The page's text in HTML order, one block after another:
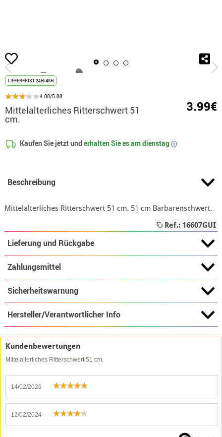
Beginn Mittelalterliches
LIEFERFRIST 24H/48H
4.08/5.00
Mittelalterliches Ritterschwert 51
cm.
3.99€
Kaufen Sie jetzt underhalten Sie es amdienstag i
Beschreibung
Mittelalterliches Ritterschwert 51 cm. 51 cm Barbarenschwert.
Ref.: 16607GUI
Lieferung und Rückgabe
Zahlungsmittel
Sicherheitswarnung
Hersteller/Verantwortlicher Info
Kundenbewertungen
Mittelalterliches Ritterschwert 51 cm.
14/02/2026
12/02/2024